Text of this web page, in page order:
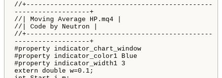
//+-----------------------------------------------
-------------------+
//| Moving Average HP.mq4 |
//| Code by Neutron |
//+-----------------------------------------------
-------------------+
#property indicator_chart_window
#property indicator_color1 Blue
#property indicator_width1 3
extern double w=0.1;